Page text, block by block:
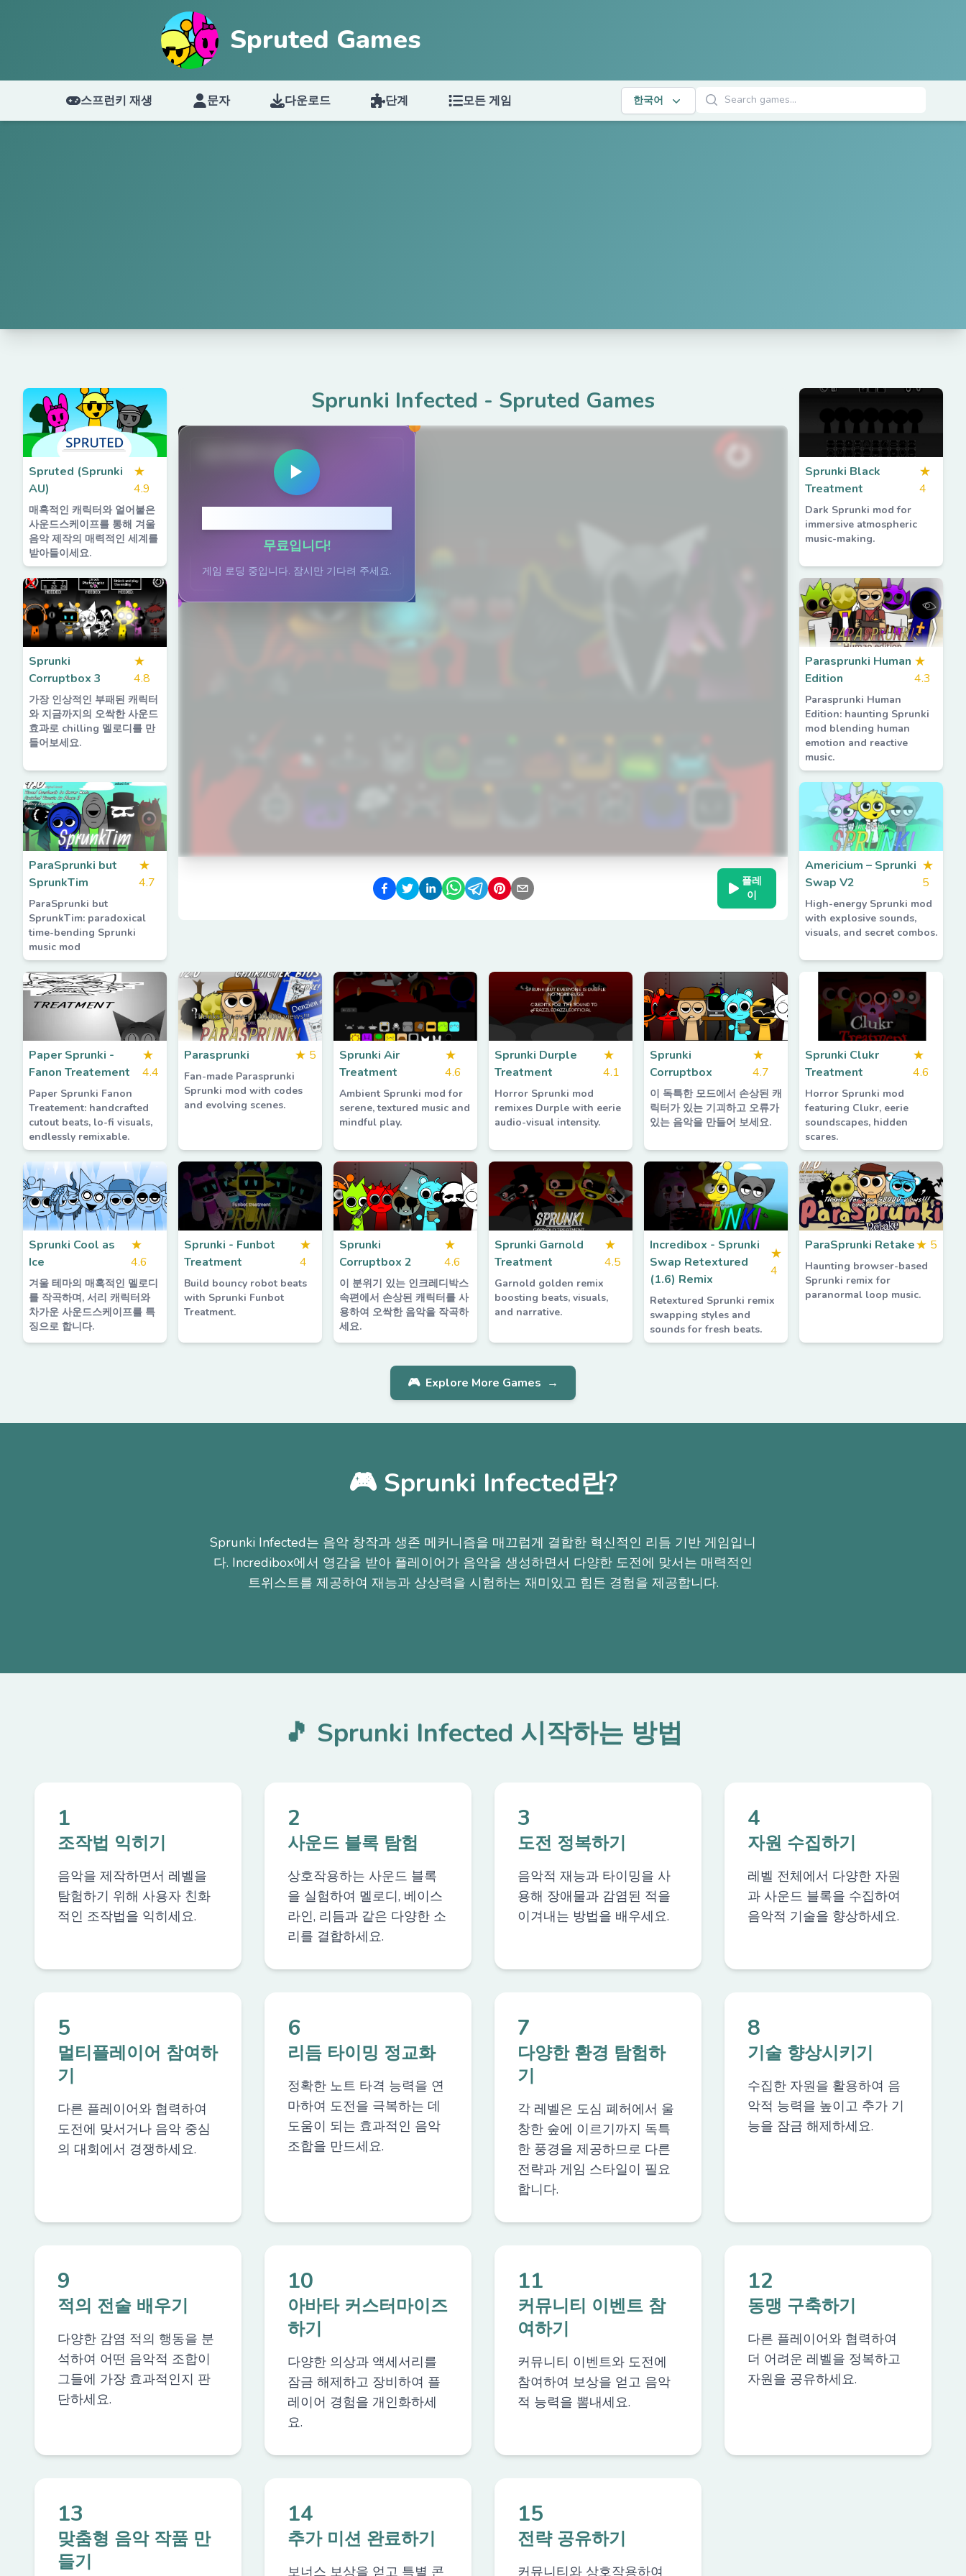
Spruted Games
스프런키 재생 문자 다운로드 단계 모든 게임 한국어 게임 검색
Spruted (Sprunki
AU)
★
4.9
매혹적인 캐릭터와 얼어붙은
사운드스케이프를 통해 겨울
음악 제작의 매력적인 세계를
받아들이세요.
Sprunki Infected - Spruted Games
spruted.com
▶
무료입니다!
게임 로딩 중입니다. 잠시만 기다려 주세요.
플레
이
Sprunki Black
Treatment
★
4
Dark Sprunki mod for
immersive atmospheric
music-making.
Sprunki
Corruptbox 3
★
4.8
가장 인상적인 부패된 캐릭터
와 지금까지의 오싹한 사운드
효과로 chilling 멜로디를 만
들어보세요.
Parasprunki Human
Edition
★
4.3
Parasprunki Human
Edition: haunting Sprunki
mod blending human
emotion and reactive
music.
ParaSprunki but
SprunkTim
★
4.7
ParaSprunki but
SprunkTim: paradoxical
time-bending Sprunki
music mod
Americium – Sprunki
Swap V2
★
5
High-energy Sprunki mod
with explosive sounds,
visuals, and secret combos.
Paper Sprunki -
Fanon Treatement
★
4.4
Paper Sprunki Fanon
Treatement: handcrafted
cutout beats, lo-fi visuals,
endlessly remixable.
Parasprunki ★ 5
Fan-made Parasprunki
Sprunki mod with codes
and evolving scenes.
Sprunki Air
Treatment
★
4.6
Ambient Sprunki mod for
serene, textured music and
mindful play.
Sprunki Durple
Treatment
★
4.1
Horror Sprunki mod
remixes Durple with eerie
audio-visual intensity.
Sprunki
Corruptbox
★
4.7
이 독특한 모드에서 손상된 캐
릭터가 있는 기괴하고 오류가
있는 음악을 만들어 보세요.
Sprunki Clukr
Treatment
★
4.6
Horror Sprunki mod
featuring Clukr, eerie
soundscapes, hidden
scares.
Sprunki Cool as
Ice
★
4.6
겨울 테마의 매혹적인 멜로디
를 작곡하며, 서리 캐릭터와
차가운 사운드스케이프를 특
징으로 합니다.
Sprunki - Funbot
Treatment
★
4
Build bouncy robot beats
with Sprunki Funbot
Treatment.
Sprunki
Corruptbox 2
★
4.6
이 분위기 있는 인크레디박스
속편에서 손상된 캐릭터를 사
용하여 오싹한 음악을 작곡하
세요.
Sprunki Garnold
Treatment
★
4.5
Garnold golden remix
boosting beats, visuals,
and narrative.
Incredibox - Sprunki
Swap Retextured
(1.6) Remix
★
4
Retextured Sprunki remix
swapping styles and
sounds for fresh beats.
ParaSprunki Retake★ 5
Haunting browser-based
Sprunki remix for
paranormal loop music.
🎮 Explore More Games →
🎮 Sprunki Infected란?
Sprunki Infected는 음악 창작과 생존 메커니즘을 매끄럽게 결합한 혁신적인 리듬 기반 게임입니
다. Incredibox에서 영감을 받아 플레이어가 음악을 생성하면서 다양한 도전에 맞서는 매력적인
트위스트를 제공하여 재능과 상상력을 시험하는 재미있고 힘든 경험을 제공합니다.
🎵 Sprunki Infected 시작하는 방법
1
조작법 익히기
음악을 제작하면서 레벨을
탐험하기 위해 사용자 친화
적인 조작법을 익히세요.
2
사운드 블록 탐험
상호작용하는 사운드 블록
을 실험하여 멜로디, 베이스
라인, 리듬과 같은 다양한 소
리를 결합하세요.
3
도전 정복하기
음악적 재능과 타이밍을 사
용해 장애물과 감염된 적을
이겨내는 방법을 배우세요.
4
자원 수집하기
레벨 전체에서 다양한 자원
과 사운드 블록을 수집하여
음악적 기술을 향상하세요.
5
멀티플레이어 참여하
기
다른 플레이어와 협력하여
도전에 맞서거나 음악 중심
의 대회에서 경쟁하세요.
6
리듬 타이밍 정교화
정확한 노트 타격 능력을 연
마하여 도전을 극복하는 데
도움이 되는 효과적인 음악
조합을 만드세요.
7
다양한 환경 탐험하
기
각 레벨은 도심 폐허에서 울
창한 숲에 이르기까지 독특
한 풍경을 제공하므로 다른
전략과 게임 스타일이 필요
합니다.
8
기술 향상시키기
수집한 자원을 활용하여 음
악적 능력을 높이고 추가 기
능을 잠금 해제하세요.
9
적의 전술 배우기
다양한 감염 적의 행동을 분
석하여 어떤 음악적 조합이
그들에 가장 효과적인지 판
단하세요.
10
아바타 커스터마이즈
하기
다양한 의상과 액세서리를
잠금 해제하고 장비하여 플
레이어 경험을 개인화하세
요.
11
커뮤니티 이벤트 참
여하기
커뮤니티 이벤트와 도전에
참여하여 보상을 얻고 음악
적 능력을 뽐내세요.
12
동맹 구축하기
다른 플레이어와 협력하여
더 어려운 레벨을 정복하고
자원을 공유하세요.
13
맞춤형 음악 작품 만
들기
14
추가 미션 완료하기
보너스 보상을 얻고 특별 콘
15
전략 공유하기
커뮤니티와 상호작용하여